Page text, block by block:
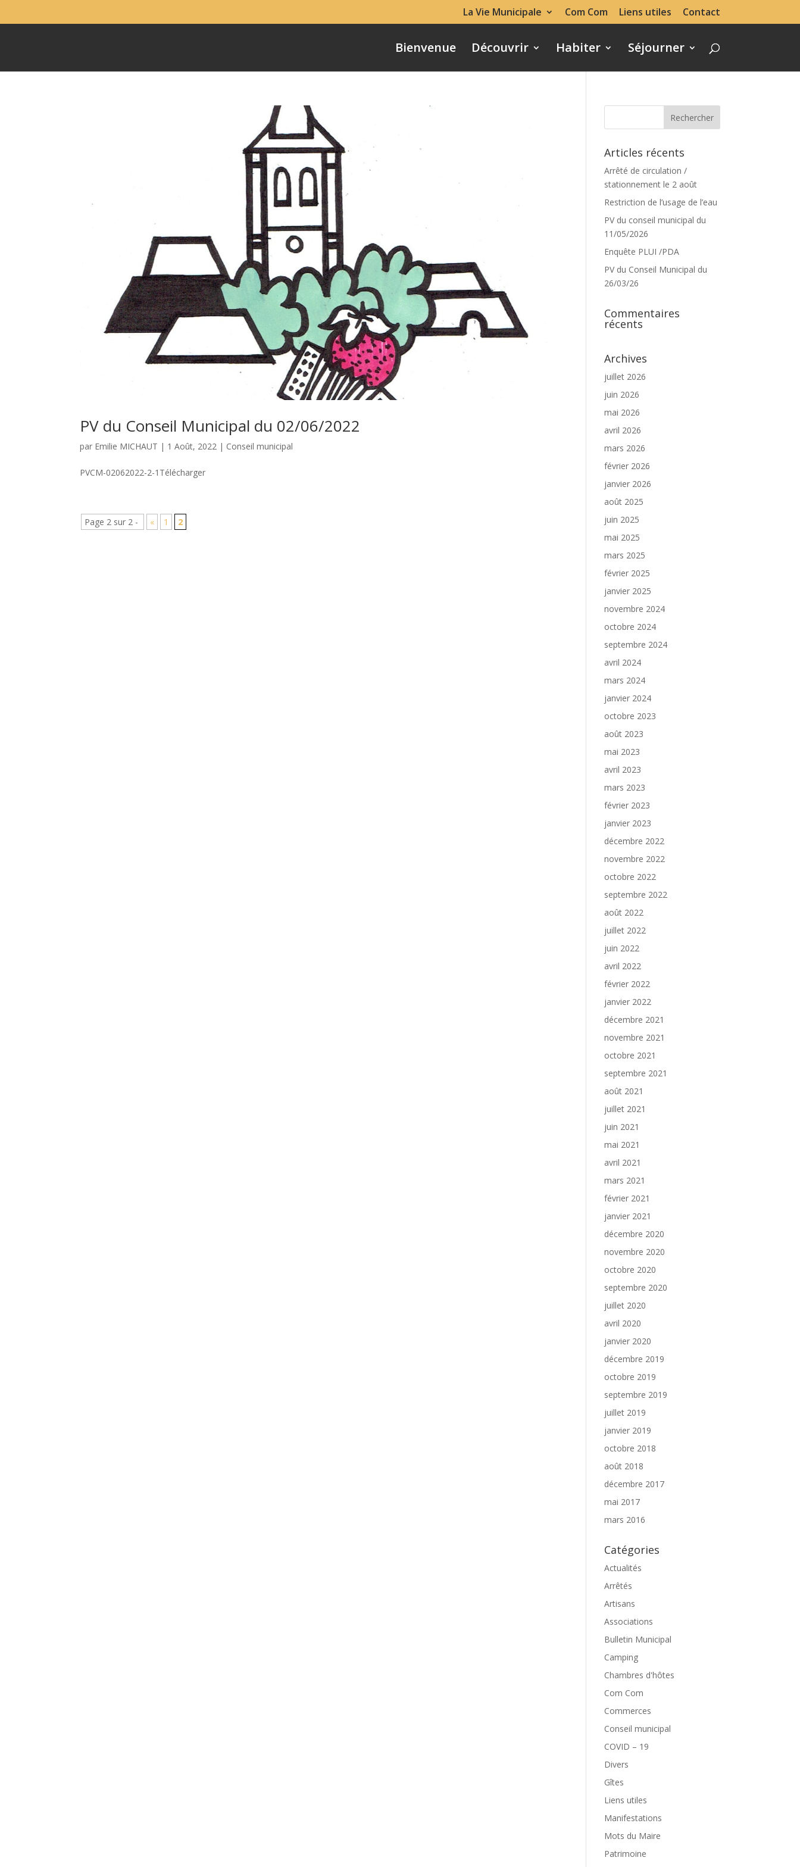
La Vie Municipale Com Com Liens utiles Contact
Bienvenue Découvrir Habiter Séjourner
PV du Conseil Municipal du 02/06/2022
par Emilie MICHAUT | 1 Août, 2022 | Conseil municipal
PVCM-02062022-2-1Télécharger
Page 2 sur 2 - « 1 2
Articles récents
Arrêté de circulation /
stationnement le 2 août
Restriction de l’usage de l’eau
PV du conseil municipal du
11/05/2026
Enquête PLUI /PDA
PV du Conseil Municipal du
26/03/26
Commentaires
récents
Archives
juillet 2026
juin 2026
mai 2026
avril 2026
mars 2026
février 2026
janvier 2026
août 2025
juin 2025
mai 2025
mars 2025
février 2025
janvier 2025
novembre 2024
octobre 2024
septembre 2024
avril 2024
mars 2024
janvier 2024
octobre 2023
août 2023
mai 2023
avril 2023
mars 2023
février 2023
janvier 2023
décembre 2022
novembre 2022
octobre 2022
septembre 2022
août 2022
juillet 2022
juin 2022
avril 2022
février 2022
janvier 2022
décembre 2021
novembre 2021
octobre 2021
septembre 2021
août 2021
juillet 2021
juin 2021
mai 2021
avril 2021
mars 2021
février 2021
janvier 2021
décembre 2020
novembre 2020
octobre 2020
septembre 2020
juillet 2020
avril 2020
janvier 2020
décembre 2019
octobre 2019
septembre 2019
juillet 2019
janvier 2019
octobre 2018
août 2018
décembre 2017
mai 2017
mars 2016
Catégories
Actualités
Arrêtés
Artisans
Associations
Bulletin Municipal
Camping
Chambres d'hôtes
Com Com
Commerces
Conseil municipal
COVID – 19
Divers
Gîtes
Liens utiles
Manifestations
Mots du Maire
Patrimoine